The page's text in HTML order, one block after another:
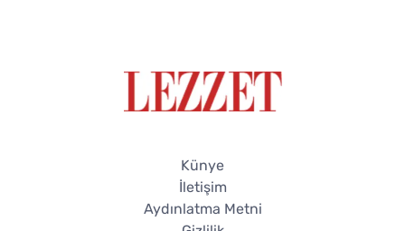
Künye
İletişim
Aydınlatma Metni